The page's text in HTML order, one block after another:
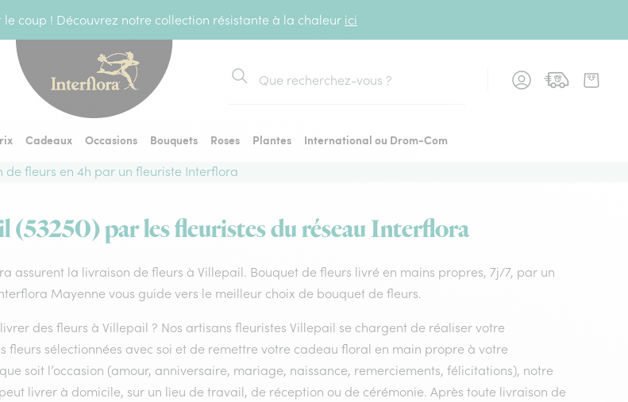
le coup ! Découvrez notre collection résistante à la chaleur ici
Rechercher
Cadeaux Occasions Bouquets Roses Plantes
International ou Drom-Com
de fleurs en 4h par un fleuriste Interflora
(53250) par les fleuristes du réseau Interflora
assurent la livraison de fleurs à Villepail. Bouquet de fleurs livré en mains propres, 7j/7, par un
Mayenne vous guide vers le meilleur choix de bouquet de fleurs.
des fleurs à Villepail ? Nos artisans fleuristes Villepail se chargent de réaliser votre
fleurs sélectionnées avec soi et de remettre votre cadeau floral en main propre à votre
soit l’occasion (amour, anniversaire, mariage, naissance, remerciements, félicitations), notre
livrer à domicile, sur un lieu de travail, de réception ou de cérémonie. Après toute livraison de